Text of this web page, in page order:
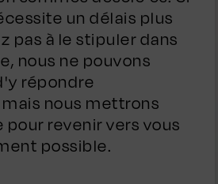
un délais plus
pas à le stipuler dans
nous ne pouvons
répondre
nous mettrons
revenir vers vous
possible.